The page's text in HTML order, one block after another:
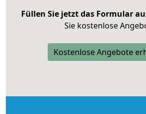
Füllen Sie jetzt das Formular
Sie kostenlose
Kostenlose Angebote